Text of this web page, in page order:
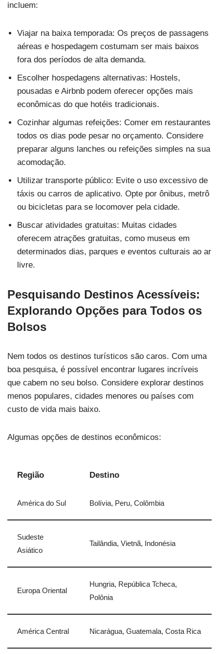
incluem:
Viajar na baixa temporada: Os preços de passagens
aéreas e hospedagem costumam ser mais baixos
fora dos períodos de alta demanda.
Escolher hospedagens alternativas: Hostels,
pousadas e Airbnb podem oferecer opções mais
econômicas do que hotéis tradicionais.
Cozinhar algumas refeições: Comer em restaurantes
todos os dias pode pesar no orçamento. Considere
preparar alguns lanches ou refeições simples na sua
acomodação.
Utilizar transporte público: Evite o uso excessivo de
táxis ou carros de aplicativo. Opte por ônibus, metrô
ou bicicletas para se locomover pela cidade.
Buscar atividades gratuitas: Muitas cidades
oferecem atrações gratuitas, como museus em
determinados dias, parques e eventos culturais ao ar
livre.
Pesquisando Destinos Acessíveis:
Explorando Opções para Todos os
Bolsos
Nem todos os destinos turísticos são caros. Com uma
boa pesquisa, é possível encontrar lugares incríveis
que cabem no seu bolso. Considere explorar destinos
menos populares, cidades menores ou países com
custo de vida mais baixo.
Algumas opções de destinos econômicos:
Região Destino
América do Sul Bolívia, Peru, Colômbia
Sudeste
Asiático
Tailândia, Vietnã, Indonésia
Europa Oriental
Hungria, República Tcheca,
Polônia
América Central Nicarágua, Guatemala, Costa Rica